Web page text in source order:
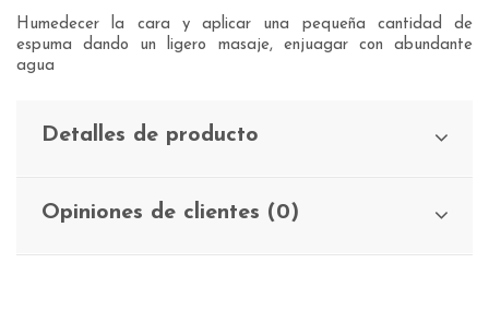
Humedecer la cara y aplicar una pequeña cantidad de
espuma dando un ligero masaje, enjuagar con abundante
agua
Detalles de producto
Opiniones de clientes (0)